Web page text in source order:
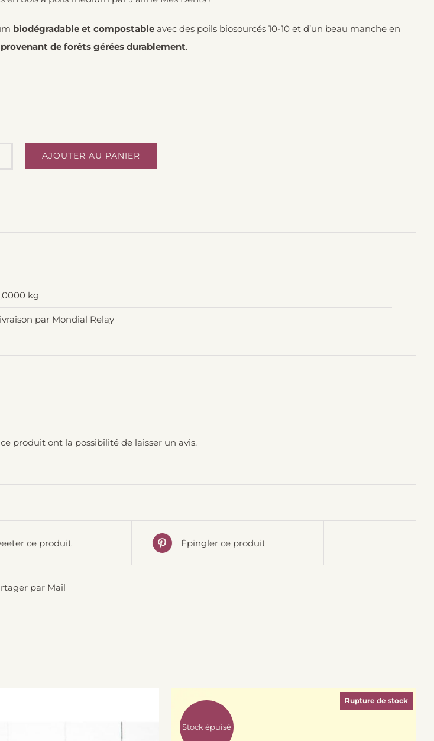
biodégradable et compostable avec des poils biosourcés 10-10 et d’un beau manche en
provenant de forêts gérées durablement.
AJOUTER AU PANIER
kg
par Mondial Relay
produit ont la possibilité de laisser un avis.
ce produit Épingler ce produit
par Mail
Stock épuisé
Rupture de stock